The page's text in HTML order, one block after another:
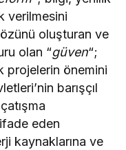
verilmesini
oluşturan ve
olan “güven“;
projelerin önemini
barışçıl
eden
kaynaklarına ve